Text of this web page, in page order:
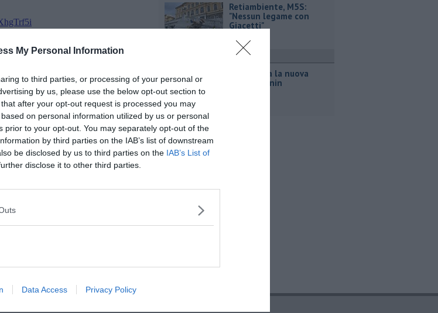
My Personal Information
to third parties, or processing of your personal or
by us, please use the below opt-out section to
after your opt-out request is processed you may
on personal information utilized by us or personal
prior to your opt-out. You may separately opt-out of the
by third parties on the IAB’s list of downstream
be disclosed by us to third parties on the IAB’s List of
disclose it to other third parties.
Data Access Privacy Policy
QUInews - ToscanaMedia.
posta.
Retiambiente, M5S:
"Nessun legame con
Giacetti"
Inaugurata la nuova
piazza Manin